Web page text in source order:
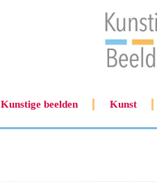
Kunstige beelden Kunst